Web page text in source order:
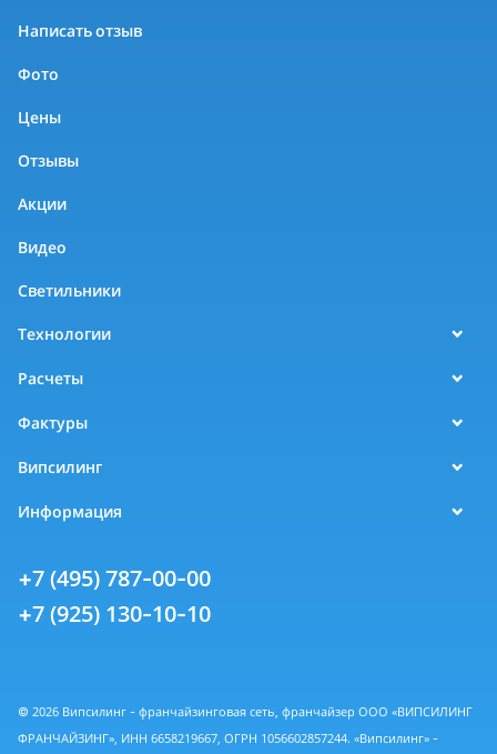
Написать отзыв
Фото
Цены
Отзывы
Акции
Видео
Светильники
Технологии
Расчеты
Фактуры
Випсилинг
Информация
+7 (495) 787-00-00
+7 (925) 130-10-10
© 2026 Випсилинг - франчайзинговая сеть, франчайзер ООО «ВИПСИЛИНГ
ФРАНЧАЙЗИНГ», ИНН 6658219667, ОГРН 1056602857244. «Випсилинг» -